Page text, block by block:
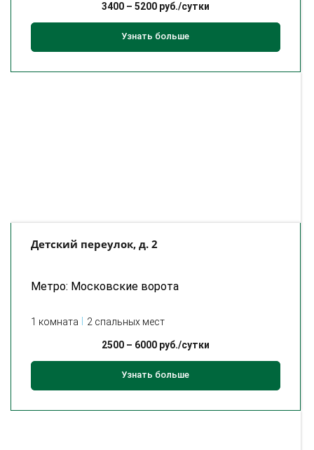
3400– 5200руб./сутки
Узнать больше
Детский переулок, д. 2
Метро: Московские ворота
1 комната 2 спальных мест
2500– 6000руб./сутки
Узнать больше